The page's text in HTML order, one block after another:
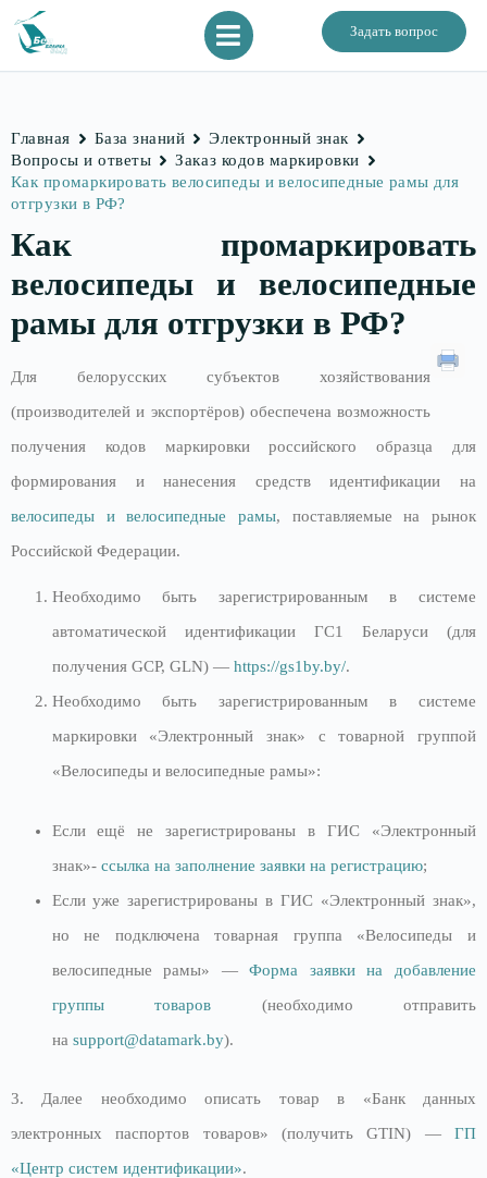
Задать вопрос
Главная База знаний
Электронный знак
Вопросы и ответы
Заказ кодов маркировки
Как промаркировать велосипеды и велосипедные рамы для
отгрузки в РФ?
Как промаркировать
велосипеды и велосипедные
рамы для отгрузки в РФ?
Для белорусских субъектов хозяйствования
(производителей и экспортёров) обеспечена возможность
получения кодов маркировки российского образца для
формирования и нанесения средств идентификации на
велосипеды и велосипедные рамы, поставляемые на рынок
Российской Федерации.
Необходимо быть зарегистрированным в системе
автоматической идентификации ГС1 Беларуси (для
получения GCP, GLN) — https://gs1by.by/.
Необходимо быть зарегистрированным в системе
маркировки «Электронный знак» с товарной группой
«Велосипеды и велосипедные рамы»:
Если ещё не зарегистрированы в ГИС «Электронный
знак»- ссылка на заполнение заявки на регистрацию;
Если уже зарегистрированы в ГИС «Электронный знак»,
но не подключена товарная группа «Велосипеды и
велосипедные рамы» —Форма заявки на добавление
группы товаров (необходимо отправить
на support@datamark.by).
3. Далее необходимо описать товар в «Банк данных
электронных паспортов товаров» (получить GTIN) — ГП
«Центр систем идентификации».